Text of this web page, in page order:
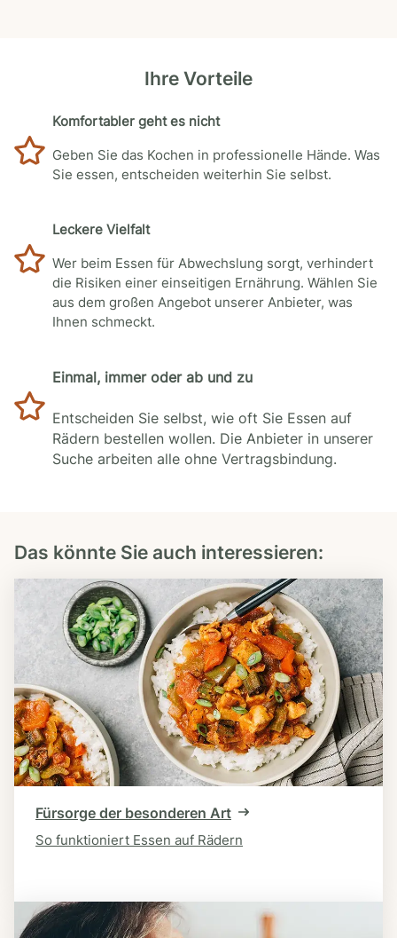
Ihre Vorteile
Komfortabler geht es nicht
Geben Sie das Kochen in professionelle Hände. Was
Sie essen, entscheiden weiterhin Sie selbst.
Leckere Vielfalt
Wer beim Essen für Abwechslung sorgt, verhindert
die Risiken einer einseitigen Ernährung. Wählen Sie
aus dem großen Angebot unserer Anbieter, was
Ihnen schmeckt.
Einmal, immer oder ab und zu
Entscheiden Sie selbst, wie oft Sie Essen auf
Rädern bestellen wollen. Die Anbieter in unserer
Suche arbeiten alle ohne Vertragsbindung.
Das könnte Sie auch interessieren:
Fürsorge der besonderen Art
So funktioniert Essen auf Rädern